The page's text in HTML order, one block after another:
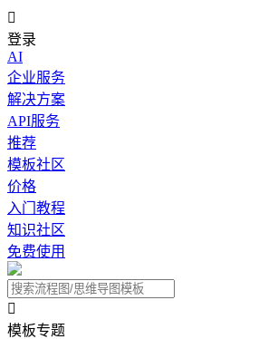

登录
AI
企业服务
解决方案
API服务
推荐
模板社区
价格
入门教程
知识社区
免费使用

模板专题